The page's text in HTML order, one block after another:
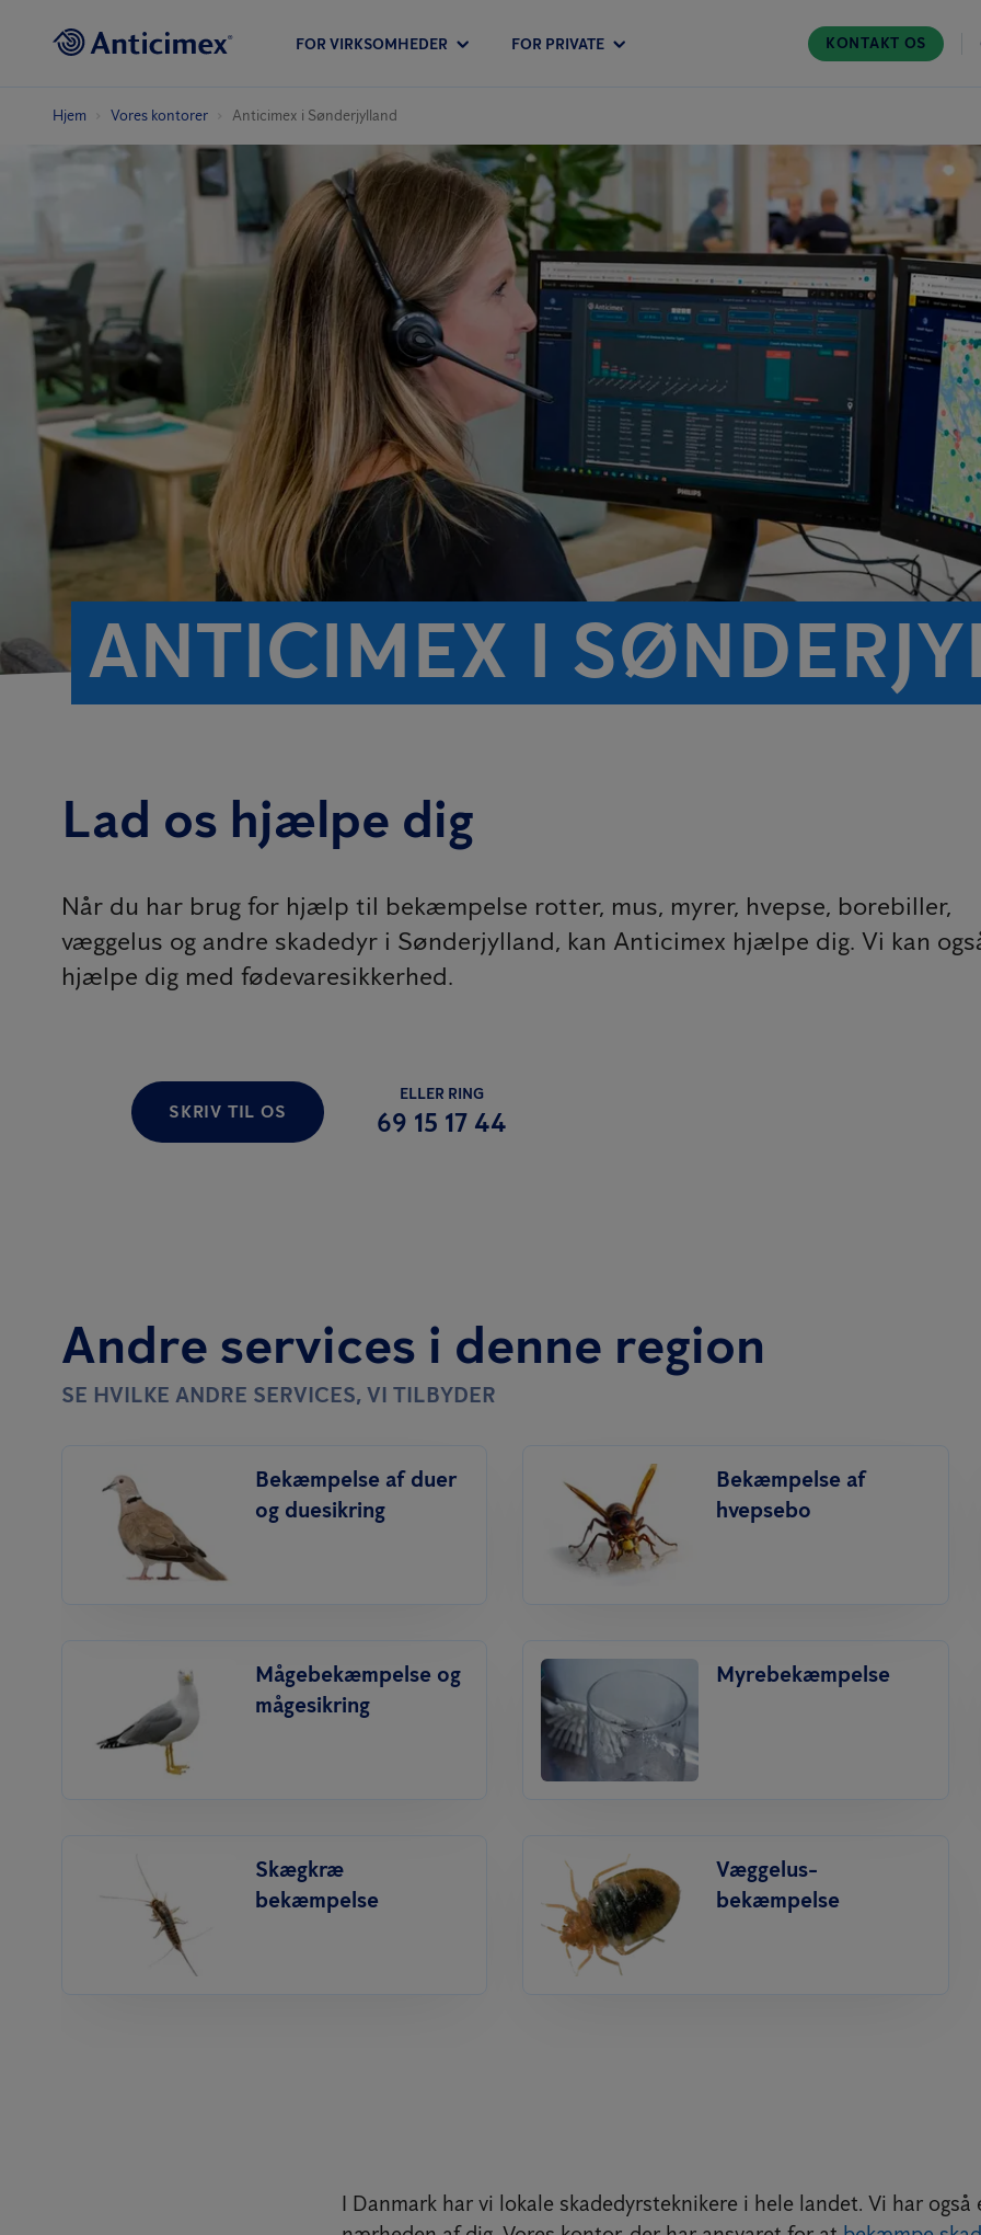
FOR VIRKSOMHEDER FOR PRIVATE KONTAKT OS
Hjem Vores kontorer Anticimex i Sønderjylland
ANTICIMEX I
Lad os hjælpe dig
Når du har brug for hjælp til bekæmpelse rotter, mus, myrer, hvepse, borebiller,
væggelus og andre skadedyr i Sønderjylland, kan Anticimex hjælpe dig. Vi kan
hjælpe dig med fødevaresikkerhed.
SKRIV TIL OS
ELLER RING
69 15 17 44
Andre services i denne region
SE HVILKE ANDRE SERVICES, VI TILBYDER
Bekæmpelse af duer
og duesikring
Bekæmpelse af
hvepsebo
Mågebekæmpelse og
mågesikring
Myrebekæmpelse
Skægkræ
bekæmpelse
Væggelus­
bekæmpelse
I Danmark har vi lokale skadedyrsteknikere i hele landet. Vi har også